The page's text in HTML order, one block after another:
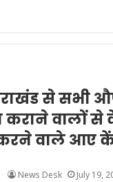
से सभी
कराने वालों
वाले आए
News Desk July 19,